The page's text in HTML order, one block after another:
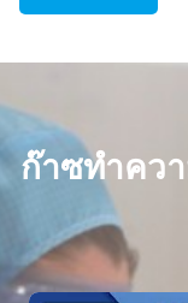
ก๊าซทำควา